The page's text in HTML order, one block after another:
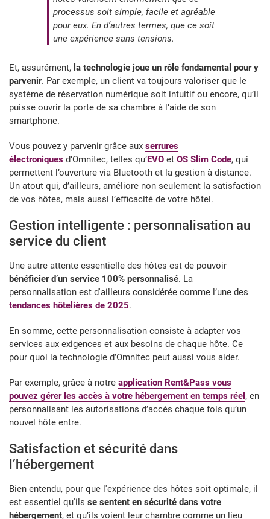
processus soit simple, facile et agréable
pour eux. En d’autres termes, que ce soit
une expérience sans tensions.
Et, assurément, la technologie joue un rôle fondamental pour y
parvenir. Par exemple, un client va toujours valoriser que le
système de réservation numérique soit intuitif ou encore, qu’il
puisse ouvrir la porte de sa chambre à l’aide de son
smartphone.
Vous pouvez y parvenir grâce aux serrures
électroniques d’Omnitec, telles qu’EVO et OS Slim Code, qui
permettent l’ouverture via Bluetooth et la gestion à distance.
Un atout qui, d’ailleurs, améliore non seulement la satisfaction
de vos hôtes, mais aussi l’efficacité de votre hôtel.
Gestion intelligente : personnalisation au
service du client
Une autre attente essentielle des hôtes est de pouvoir
bénéficier d’un service 100% personnalisé. La
personnalisation est d'ailleurs considérée comme l’une des
tendances hôtelières de 2025.
En somme, cette personnalisation consiste à adapter vos
services aux exigences et aux besoins de chaque hôte. Ce
pour quoi la technologie d’Omnitec peut aussi vous aider.
Par exemple, grâce à notre application Rent&Pass vous
pouvez gérer les accès à votre hébergement en temps réel , en
personnalisant les autorisations d’accès chaque fois qu’un
nouvel hôte entre.
Satisfaction et sécurité dans
l’hébergement
Bien entendu, pour que l'expérience des hôtes soit optimale, il
est essentiel qu'ils se sentent en sécurité dans votre
hébergement, et qu’ils voient leur chambre comme un lieu